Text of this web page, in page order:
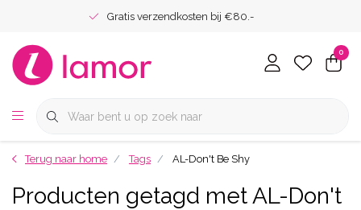
Gratis verzendkosten bij €80.-
0
Terug naar home Tags AL-Don't Be Shy
Producten getagd met AL-Don't